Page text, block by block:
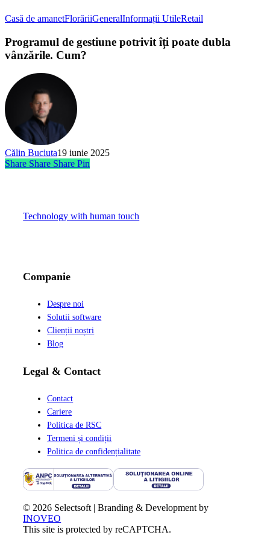
Casă de amanetFlorăriiGeneralInformații UtileRetail
Programul de gestiune potrivit îți poate dubla
vânzările. Cum?
Călin Buciuta19 iunie 2025
Share Share Share Pin
Technology with human touch
Companie
Despre noi
Solutii software
Clienții noștri
Blog
Legal & Contact
Contact
Cariere
Politica de RSC
Termeni și condiții
Politica de confidențialitate
© 2026 Selectsoft | Branding & Development by
INOVEO
This site is protected by reCAPTCHA.